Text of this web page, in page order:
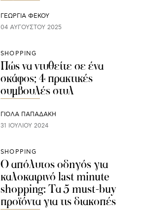
ΓΕΩΡΓΙΑ ΦΕΚΟΥ
04 ΑΥΓΟΎΣΤΟΥ 2025
SHOPPING
Πώς να ντυθείτε σε ένα
σκάφος; 4 πρακτικές
συμβουλές στυλ
ΓΙΌΛΑ ΠΑΠΑΔΆΚΗ
31 ΙΟΥΛΊΟΥ 2024
SHOPPING
Ο απόλυτος οδηγός για
καλοκαιρινό last minute
shopping: Τα 5 must-buy
προϊόντα για τις διακοπές